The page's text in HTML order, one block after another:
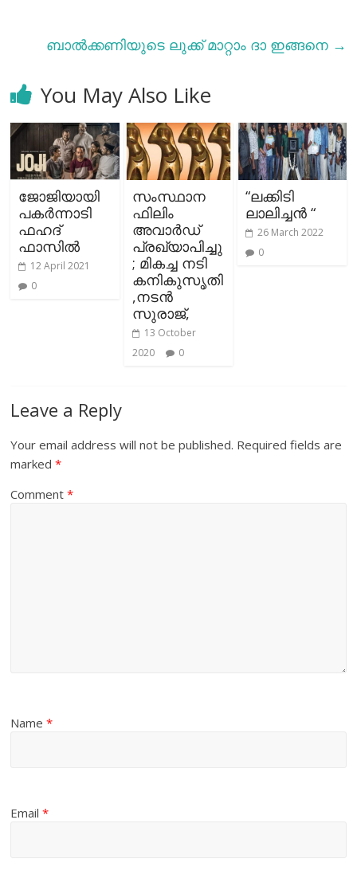
ബാല്‍ക്കണിയുടെ ലുക്ക് മാറ്റാം ദാ ഇങ്ങനെ →
You May Also Like
ജോജിയായി
പകർന്നാടി
ഫഹദ്
ഫാസിൽ
12 April 2021
0
സംസ്ഥാന
ഫിലിം
അവാര്‍ഡ്
പ്രഖ്യാപിച്ചു
; മികച്ച നടി
കനികുസൃതി
,നടന്‍
സുരാജ്,
13 October
2020
0
“ലക്കിടി
ലാലിച്ചൻ “
26 March 2022
0
Leave a Reply
Your email address will not be published. Required fields are
marked*
Comment*
Name*
Email*